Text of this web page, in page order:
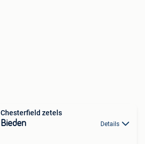
Chesterfield zetels
Bieden Details